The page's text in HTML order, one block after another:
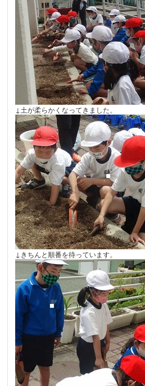
↓土が柔らかくなってきました。
↓きちんと順番を待っています。